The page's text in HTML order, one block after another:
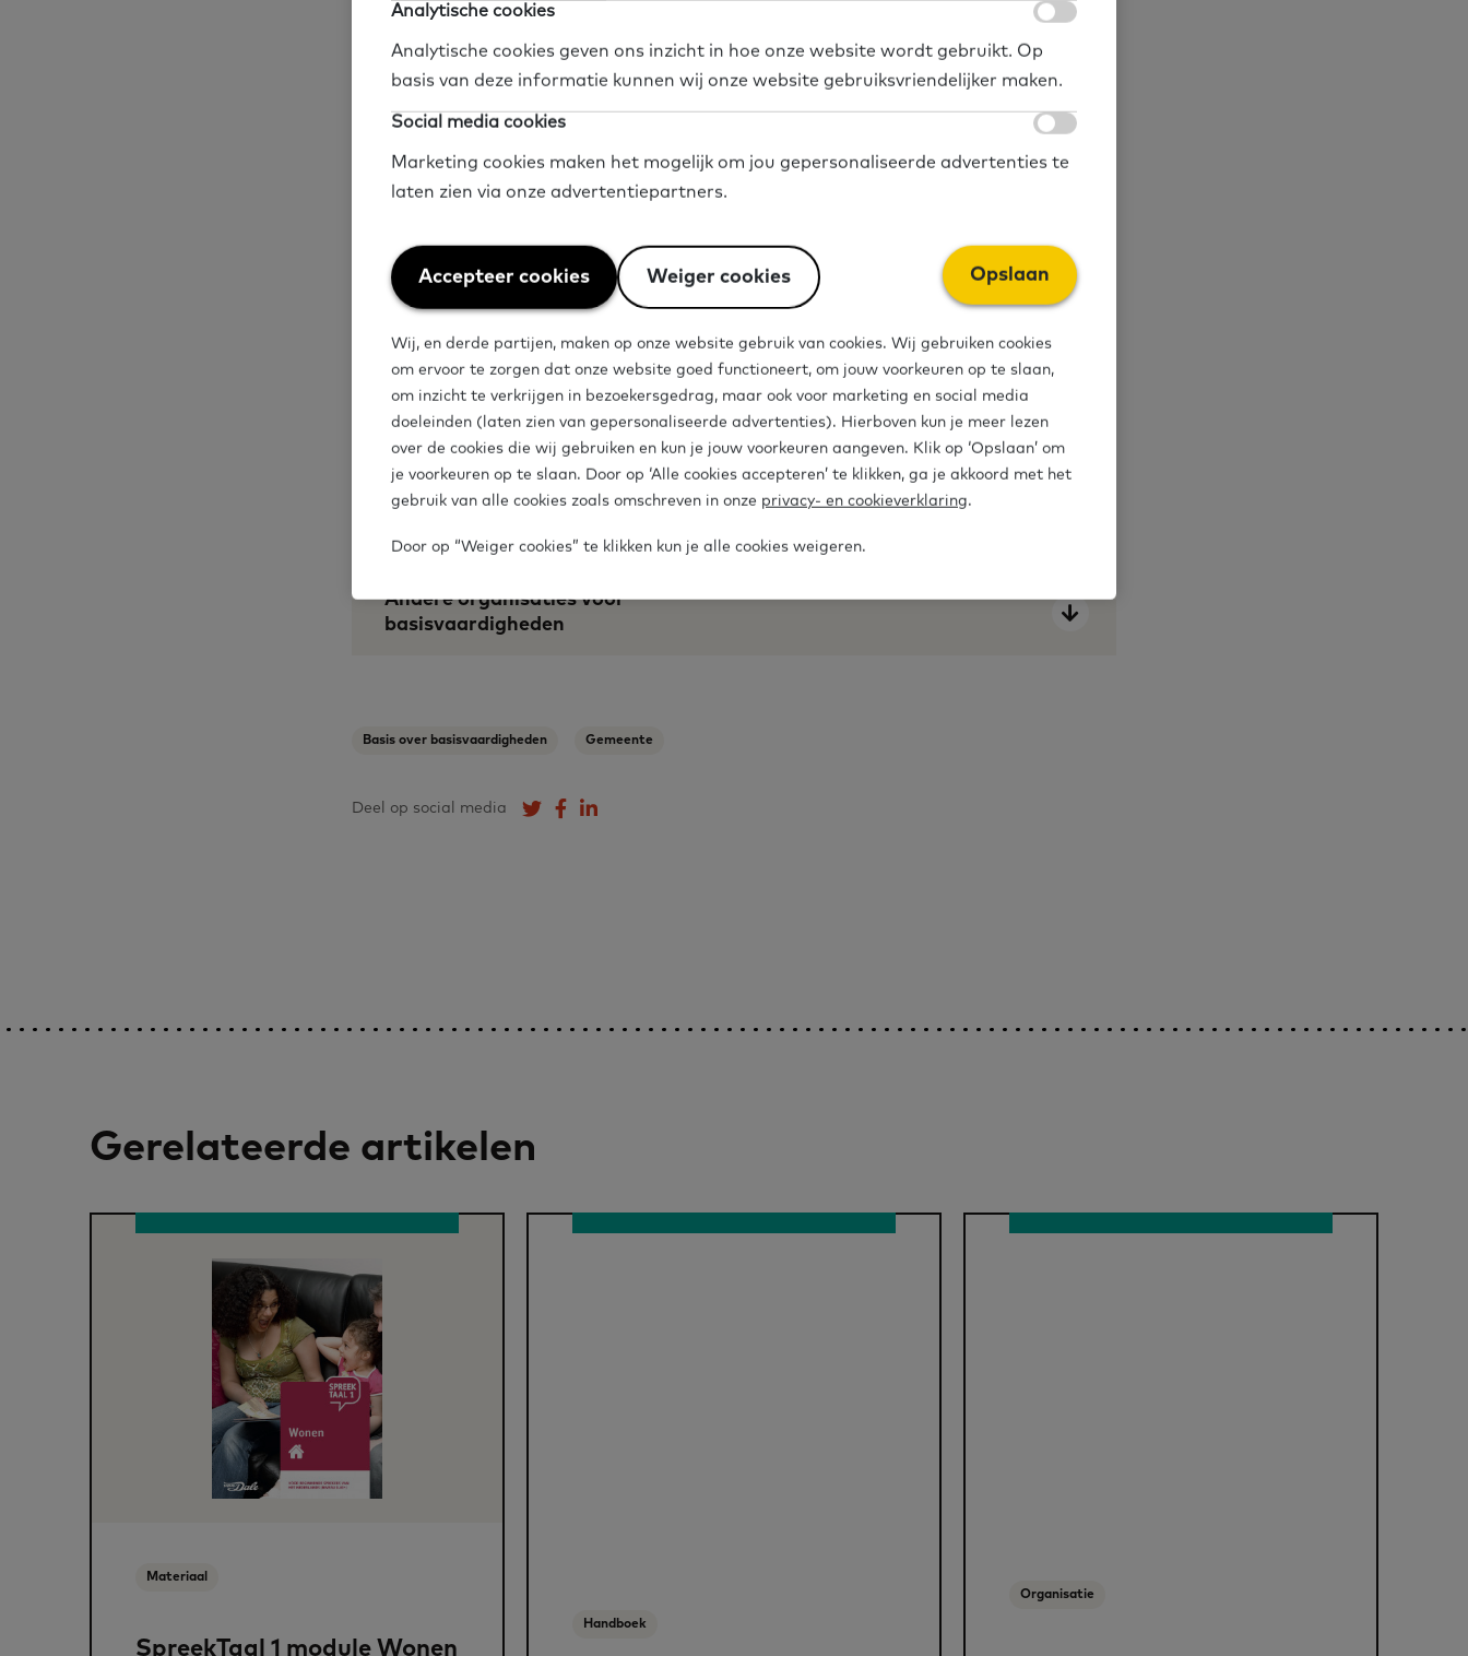
EPALE
Basisvaardigheden In Zicht
Organisaties
Het Begint met Taal
Stichting Lezen en Schrijven
Andere organisaties voor
basisvaardigheden
Basis over basisvaardigheden Gemeente
Deel op social media Deel op Twitter
Deel op Facebook
Gerelateerde artikelen
Materiaal
SpreekTaal 1 module Wonen
Handboek
Organisatie
Analytische cookies
Analytische cookies geven ons inzicht in hoe onze website wordt gebruikt. Op
basis van deze informatie kunnen wij onze website gebruiksvriendelijker maken.
Social media cookies
Marketing cookies maken het mogelijk om jou gepersonaliseerde advertenties te
laten zien via onze advertentiepartners.
Accepteer cookies Weiger cookies Opslaan
Weiger
cookies
Wij, en derde partijen, maken op onze website gebruik van cookies. Wij gebruiken cookies
om ervoor te zorgen dat onze website goed functioneert, om jouw voorkeuren op te slaan,
om inzicht te verkrijgen in bezoekersgedrag, maar ook voor marketing en social media
doeleinden (laten zien van gepersonaliseerde advertenties). Hierboven kun je meer lezen
over de cookies die wij gebruiken en kun je jouw voorkeuren aangeven. Klik op ‘Opslaan’ om
je voorkeuren op te slaan. Door op ‘Alle cookies accepteren’ te klikken, ga je akkoord met het
gebruik van alle cookies zoals omschreven in onze privacy- en cookieverklaring.
Door op “Weiger cookies” te klikken kun je alle cookies weigeren.